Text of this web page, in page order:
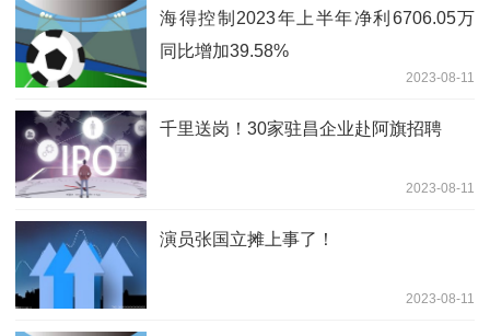
海得控制2023年上半年净利6706.05万
同比增加39.58%
2023-08-11
千里送岗！30家驻昌企业赴阿旗招聘
2023-08-11
演员张国立摊上事了！
2023-08-11